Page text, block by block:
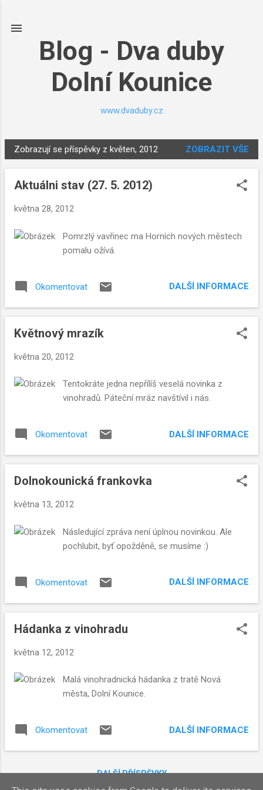
Blog - Dva duby
Dolní Kounice
www.dvaduby.cz
P
ř
Zobrazují se příspěvky z květen, 2012 ZOBRAZIT VŠE
Aktuálni stav (27. 5. 2012)
května 28, 2012
Pomrzlý vavřinec ma Horních nových městech
pomalu ožívá.
Okomentovat DALŠÍ INFORMACE
Květnový mrazík
května 20, 2012
Tentokráte jedna nepřílíš veselá novinka z
vinohradů. Páteční mráz navštívil i nás.
Okomentovat DALŠÍ INFORMACE
Dolnokounická frankovka
května 13, 2012
Následující zpráva není úplnou novinkou. Ale
pochlubit, byť opožděně, se musíme :)
Okomentovat DALŠÍ INFORMACE
Hádanka z vinohradu
května 12, 2012
Malá vinohradnická hádanka z tratě Nová
města, Dolní Kounice.
Okomentovat DALŠÍ INFORMACE
DALŠÍ PŘÍSPĚVKY